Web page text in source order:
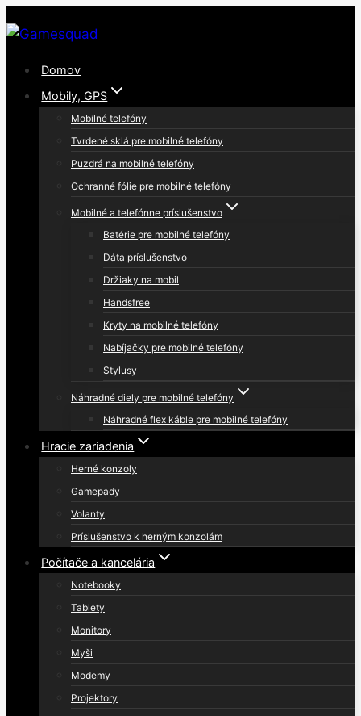
to
Domov
Mobily, GPS
Mobilné telefóny
Tvrdené sklá pre mobilné telefóny
Puzdrá na mobilné telefóny
Ochranné fólie pre mobilné telefóny
Mobilné a telefónne príslušenstvo
Batérie pre mobilné telefóny
Dáta príslušenstvo
Držiaky na mobil
Handsfree
Kryty na mobilné telefóny
Nabíjačky pre mobilné telefóny
Stylusy
Náhradné diely pre mobilné telefóny
Náhradné flex káble pre mobilné telefóny
Hracie zariadenia
Herné konzoly
Gamepady
Volanty
Príslušenstvo k herným konzolám
Počítače a kancelária
Notebooky
Tablety
Monitory
Myši
Modemy
Projektory